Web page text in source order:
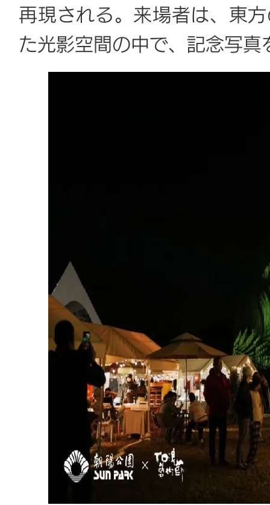
再現される。来場者は、東
た光影空間の中で、記念写